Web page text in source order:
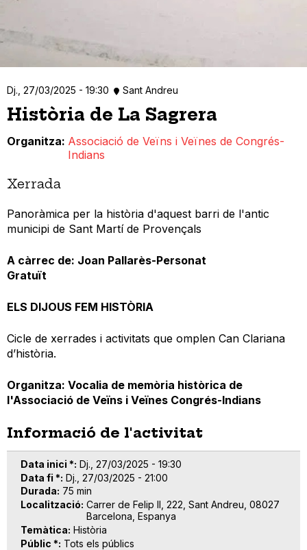
Dj., 27/03/2025 - 19:30 Sant Andreu
Història de La Sagrera
Organitza Associació de Veïns i Veïnes de Congrés-
Indians
Xerrada
Panoràmica per la història d'aquest barri de l'antic
municipi de Sant Martí de Provençals
A càrrec de: Joan Pallarès-Personat
Gratuït
ELS DIJOUS FEM HISTÒRIA
Cicle de xerrades i activitats que omplen Can Clariana
d’història.
Organitza: Vocalia de memòria històrica de
l'Associació de Veïns i Veïnes Congrés-Indians
Informació de l'activitat
Data inici * Dj., 27/03/2025 - 19:30
Data fi * Dj., 27/03/2025 - 21:00
Durada 75 min
Localització Carrer de Felip II, 222, Sant Andreu, 08027
Barcelona, Espanya
Temàtica Història
Públic * Tots els públics